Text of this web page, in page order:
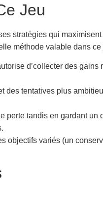
Jeu
stratégies qui
méthode valable dans ce
d’collecter des
des tentatives plus
perte tandis en gardant
objectifs variés (un